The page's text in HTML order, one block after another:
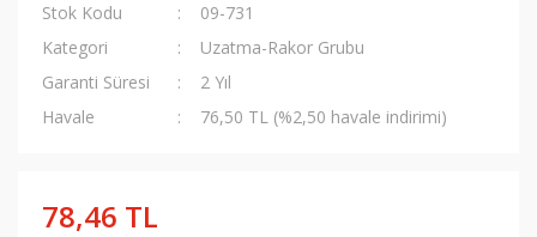
Stok Kodu
09-731
Kategori
Uzatma-Rakor Grubu
Garanti Süresi
2 Yıl
Havale
76,50 TL (%2,50 havale indirimi)
78,46 TL